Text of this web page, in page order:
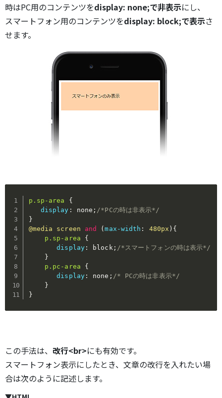
時はPC用のコンテンツをdisplay: none;で非表示にし、
スマートフォン用のコンテンツをdisplay: block;で表示さ
せます。
p.sp-area
{
display : none ; /*PCの時は非表示*/
}
@media screen and (max-width : 480px ) {
p.sp-area
{
display: block ; /*スマートフォンの時は表示*/
}
p.pc-area
{
display: none ; /* PCの時は非表示*/
}
}
この手法は、 改行<br>にも有効です。
スマートフォン表示にしたとき、文章の改行を入れたい場
合は次のように記述します。